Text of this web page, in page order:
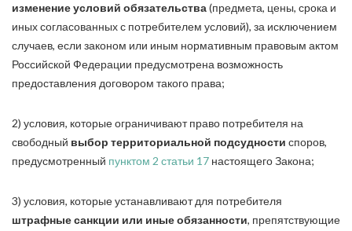
изменение условий обязательства(предмета, цены, срока и
иных согласованных с потребителем условий), за исключением
случаев, если законом или иным нормативным правовым актом
Российской Федерации предусмотрена возможность
предоставления договором такого права;
2) условия, которые ограничивают право потребителя на
свободный выбор территориальной подсудности споров,
предусмотренный пунктом 2 статьи 17 настоящего Закона;
3) условия, которые устанавливают для потребителя
штрафные санкции или иные обязанности, препятствующие